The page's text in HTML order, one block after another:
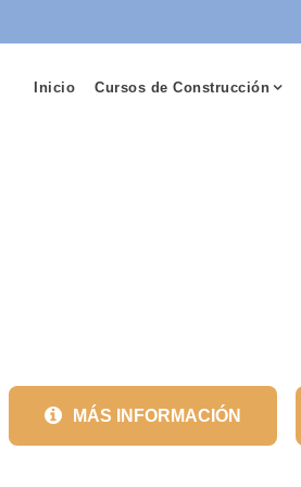
Inicio Cursos de Construcción
MÁS INFORMACIÓN